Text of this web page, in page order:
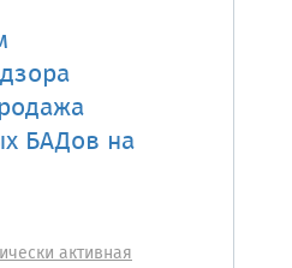
БАДов на
активная